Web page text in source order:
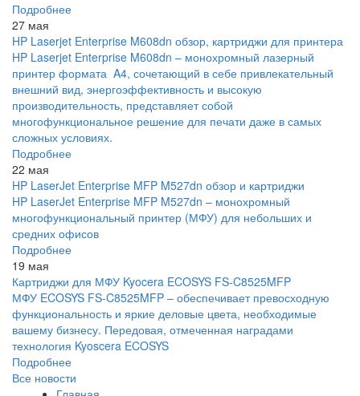
Подробнее
27 мая
HP Laserjet Enterprise M608dn обзор, картриджи для принтера
HP Laserjet Enterprise M608dn – монохромный лазерный
принтер формата A4, сочетающий в себе привлекательный
внешний вид, энергоэффективность и высокую
производительность, представляет собой
многофункциональное решение для печати даже в самых
сложных условиях.
Подробнее
22 мая
HP LaserJet Enterprise MFP M527dn обзор и картриджи
HP LaserJet Enterprise MFP M527dn – монохромный
многофункциональный принтер (МФУ) для небольших и
средних офисов
Подробнее
19 мая
Картриджи для МФУ Kyocera ECOSYS FS-C8525MFP
МФУ ECOSYS FS-C8525MFP – обеспечивает превосходную
функциональность и яркие деловые цвета, необходимые
вашему бизнесу. Передовая, отмеченная наградами
технология Kyoscera ECOSYS
Подробнее
Все новости